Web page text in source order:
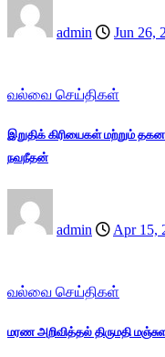
admin Jun 26,
வல்வை செய்திகள்
இறுதிக் கிரியைகள் மற்றும்
நவநீதன்
admin Apr 15,
வல்வை செய்திகள்
மரண அறிவித்தல் திருமதி